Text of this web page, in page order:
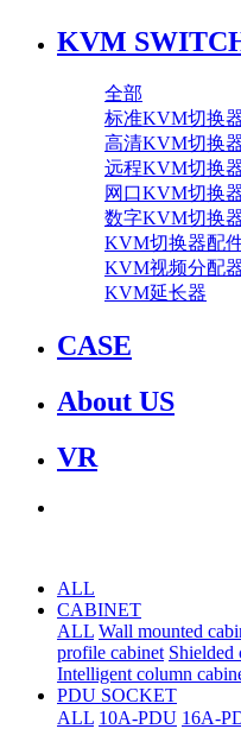
KVM
全部
标准KVM切换
高清KVM切换
远程KVM切换
网口KVM切换
数字KVM切换
KVM切换器配
KVM视频分配
KVM延长器
CASE
About US
VR
ALL
CABINET
ALL Wall mounted
profile cabinet Shielded
Intelligent column
PDU SOCKET
ALL 10A-PDU 16A-